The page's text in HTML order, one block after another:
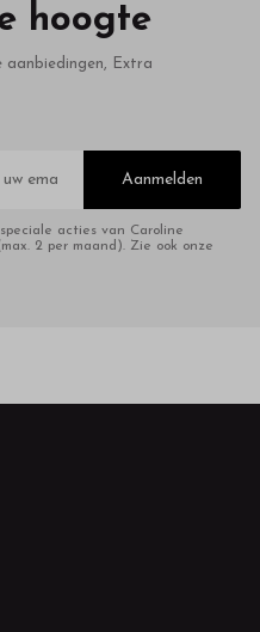
hoogte
aanbiedingen, Extra
Aanmelden
acties van Caroline
2 per maand). Zie ook onze